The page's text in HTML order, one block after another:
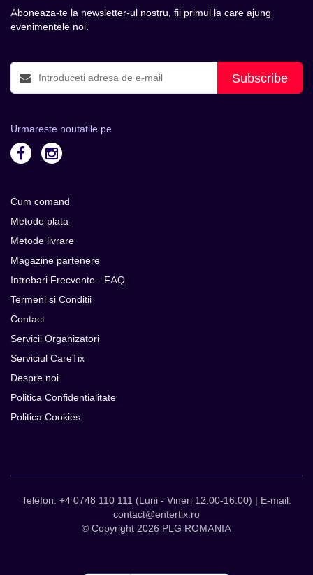
Aboneaza-te la newsletter-ul nostru, fii primul la care ajung
evenimentele noi.
Subscribe
Urmareste noutatile pe
Cum comand
Metode plata
Metode livrare
Magazine partenere
Intrebari Frecvente - FAQ
Termeni si Conditii
Contact
Servicii Organizatori
Serviciul CareTix
Despre noi
Politica Confidentialitate
Politica Cookies
Telefon: +4 0748 110 111 (Luni - Vineri 12.00-16.00) | E-mail:
contact@entertix.ro
© Copyright 2026 PLG ROMANIA